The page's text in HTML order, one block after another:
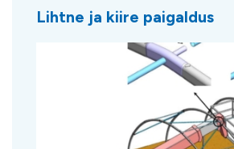
Lihtne ja kiire paigaldus